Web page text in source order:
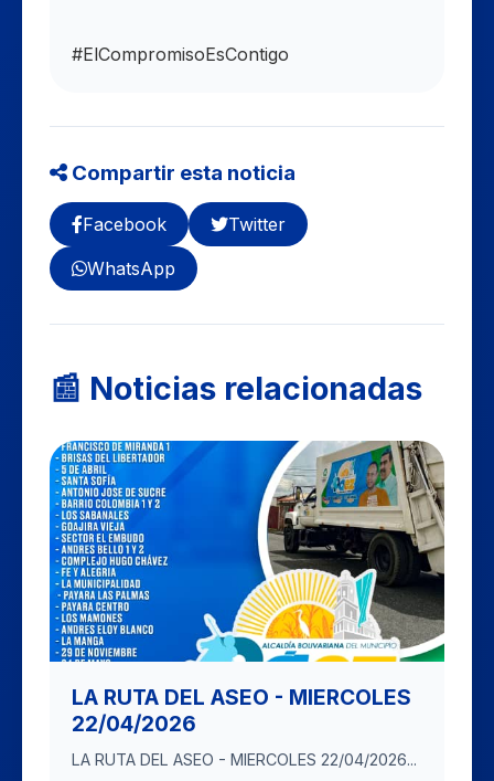
​#ElCompromisoEsContigo
Compartir esta noticia
Facebook
Twitter
WhatsApp
📰 Noticias relacionadas
LA RUTA DEL ASEO - MIERCOLES
22/04/2026
LA RUTA DEL ASEO - MIERCOLES 22/04/2026...